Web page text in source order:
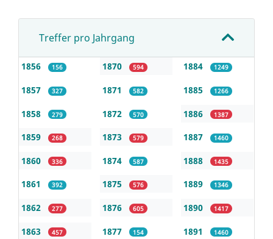
Treffer pro Jahrgang
1856 156
1857 327
1858 279
1859 268
1860 336
1861 392
1862 277
1863 457
1870 594
1871 582
1872 570
1873 579
1874 587
1875 576
1876 605
1877 154
1884 1249
1885 1266
1886 1387
1887 1460
1888 1435
1889 1346
1890 1417
1891 1460